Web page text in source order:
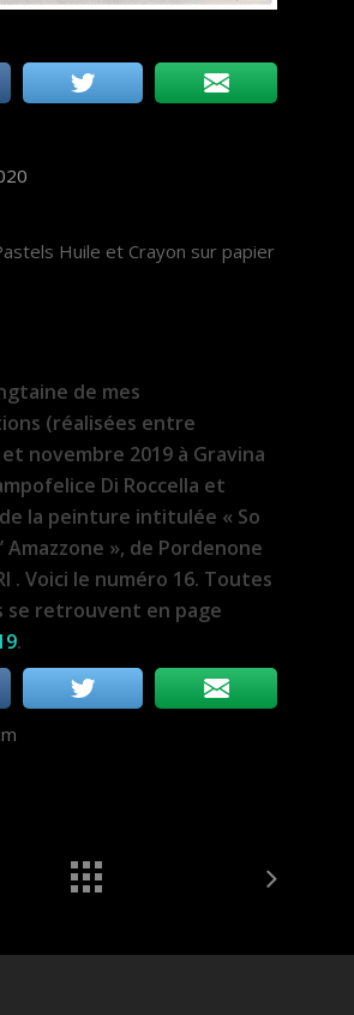
Huile et Crayon sur papier
de mes
(réalisées entre
novembre 2019 à Gravina
Di Roccella et
la peinture intitulée « So
Amazzone », de Pordenone
. Voici le numéro 16. Toutes
se retrouvent en page
.